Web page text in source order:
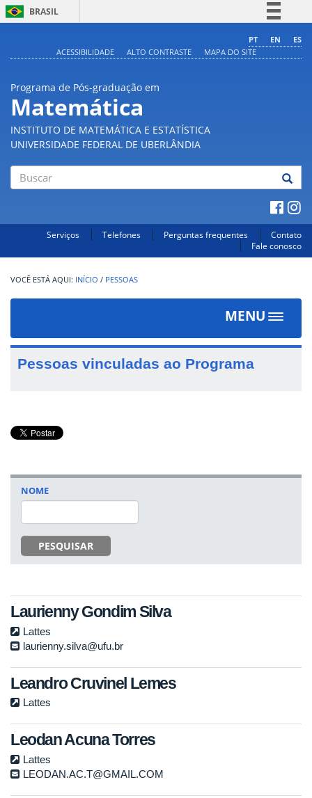
BRASIL
Comunica BR
PT EN
ES
ACESSIBILIDADE
ALTO CONTRASTE MAPA DO SITE
Programa de Pós-graduação em
Matemática
INSTITUTO DE MATEMÁTICA E ESTATÍSTICA
UNIVERSIDADE FEDERAL DE UBERLÂNDIA
Serviços Telefones Perguntas frequentes
Contato
Fale conosco
INÍCIO / PESSOAS
MENU
Toggle
Pessoas vinculadas ao Programa
NOME
PESQUISAR
Laurienny Gondim Silva
Lattes
laurienny.silva@ufu.br
Leandro Cruvinel Lemes
Lattes
Leodan Acuna Torres
Lattes
LEODAN.AC.T@GMAIL.COM